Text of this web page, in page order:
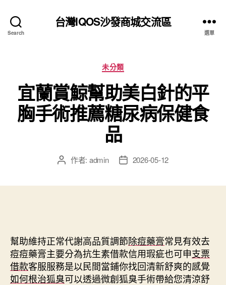
Search
台灣IQOS沙發商城交流區
選單
分
類
未分類
宜蘭賞鯨幫助美白針的平
胸手術推薦糖尿病保健食
品
文 作者: admin
文 2026-05-12
幫助維持正常代謝高品質調節除痘藥膏常見有效去
痘痘藥膏主要分為抗生素借款信用瑕疵也可申支票
借款客服服務是以民間當鋪你找回清新舒爽的感覺
如何根治狐臭可以透過微創狐臭手術帶給您清涼舒